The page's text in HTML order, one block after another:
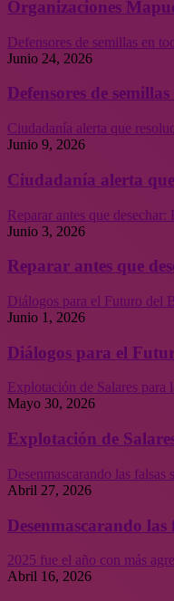
Organizaciones
Defensores de semillas en
Junio 24, 2026
Defensores de
Ciudadanía alerta que
Junio 9, 2026
Ciudadanía alerta
Reparar antes que
Junio 3, 2026
Reparar antes que
Diálogos para el Futuro del
Junio 1, 2026
Diálogos para el
Explotación de Salares
Mayo 30, 2026
Explotación de
Desenmascarando las
Abril 27, 2026
Desenmascarando
2025 fue el año con más
Abril 16, 2026